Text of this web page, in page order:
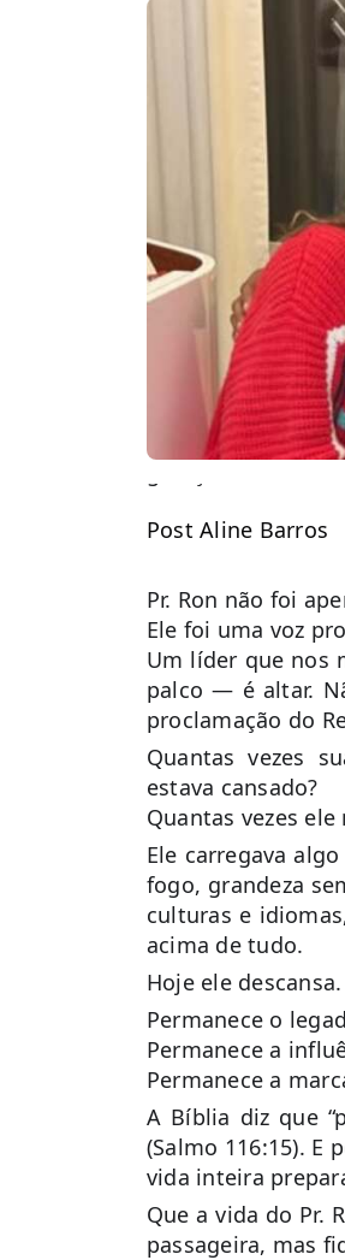
Hoje nos
Post Aline Barros
Pr. Ron não foi
Ele foi uma voz
Um líder que nos
palco — é altar.
proclamação do
Quantas vezes
estava cansado?
Quantas vezes
Ele carregava
fogo, grandeza
culturas e
acima de tudo.
Hoje ele descansa.
Permanece o
Permanece a
Permanece a
A Bíblia diz que
(Salmo 116:15). E
vida inteira
Que a vida do Pr.
passageira, mas